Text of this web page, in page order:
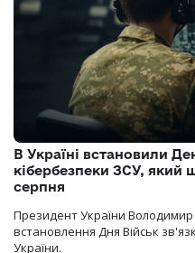
В Україні встановили
кібербезпеки ЗСУ, який
серпня
Президент України
встановлення Дня Військ
України.